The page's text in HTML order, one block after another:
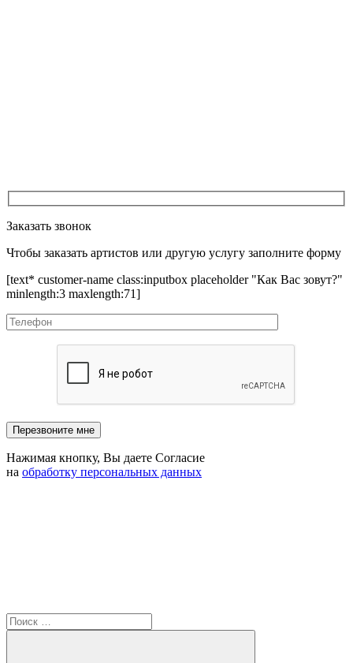
Заказать звонок
Чтобы заказать артистов или другую услугу заполните форму
[text* customer-name class:inputbox placeholder "Как Вас зовут?"
minlength:3 maxlength:71]
Нажимая кнопку, Вы даете Согласие
на обработку персональных данных